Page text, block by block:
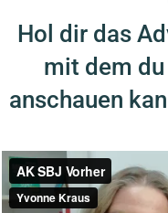
Hol dir das
mit dem
anschauen